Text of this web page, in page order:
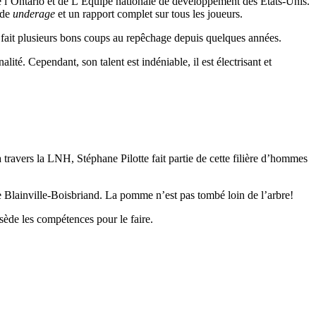
underage et un rapport complet sur tous les joueurs.
plusieurs bons coups au repêchage depuis quelques années.
Cependant, son talent est indéniable, il est électrisant et
la LNH, Stéphane Pilotte fait partie de cette filière d’hommes
Boisbriand. La pomme n’est pas tombé loin de l’arbre!
les compétences pour le faire.